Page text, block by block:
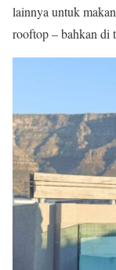
lainnya untuk
rooftop – bahkan di